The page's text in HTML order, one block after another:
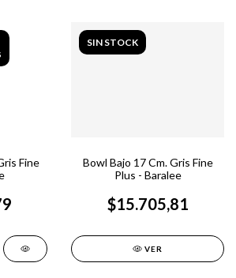
Fine
SIN STOCK
Bowl Bajo 17 Cm. Gris Fine
Plus - Baralee
$15.705,81
VER